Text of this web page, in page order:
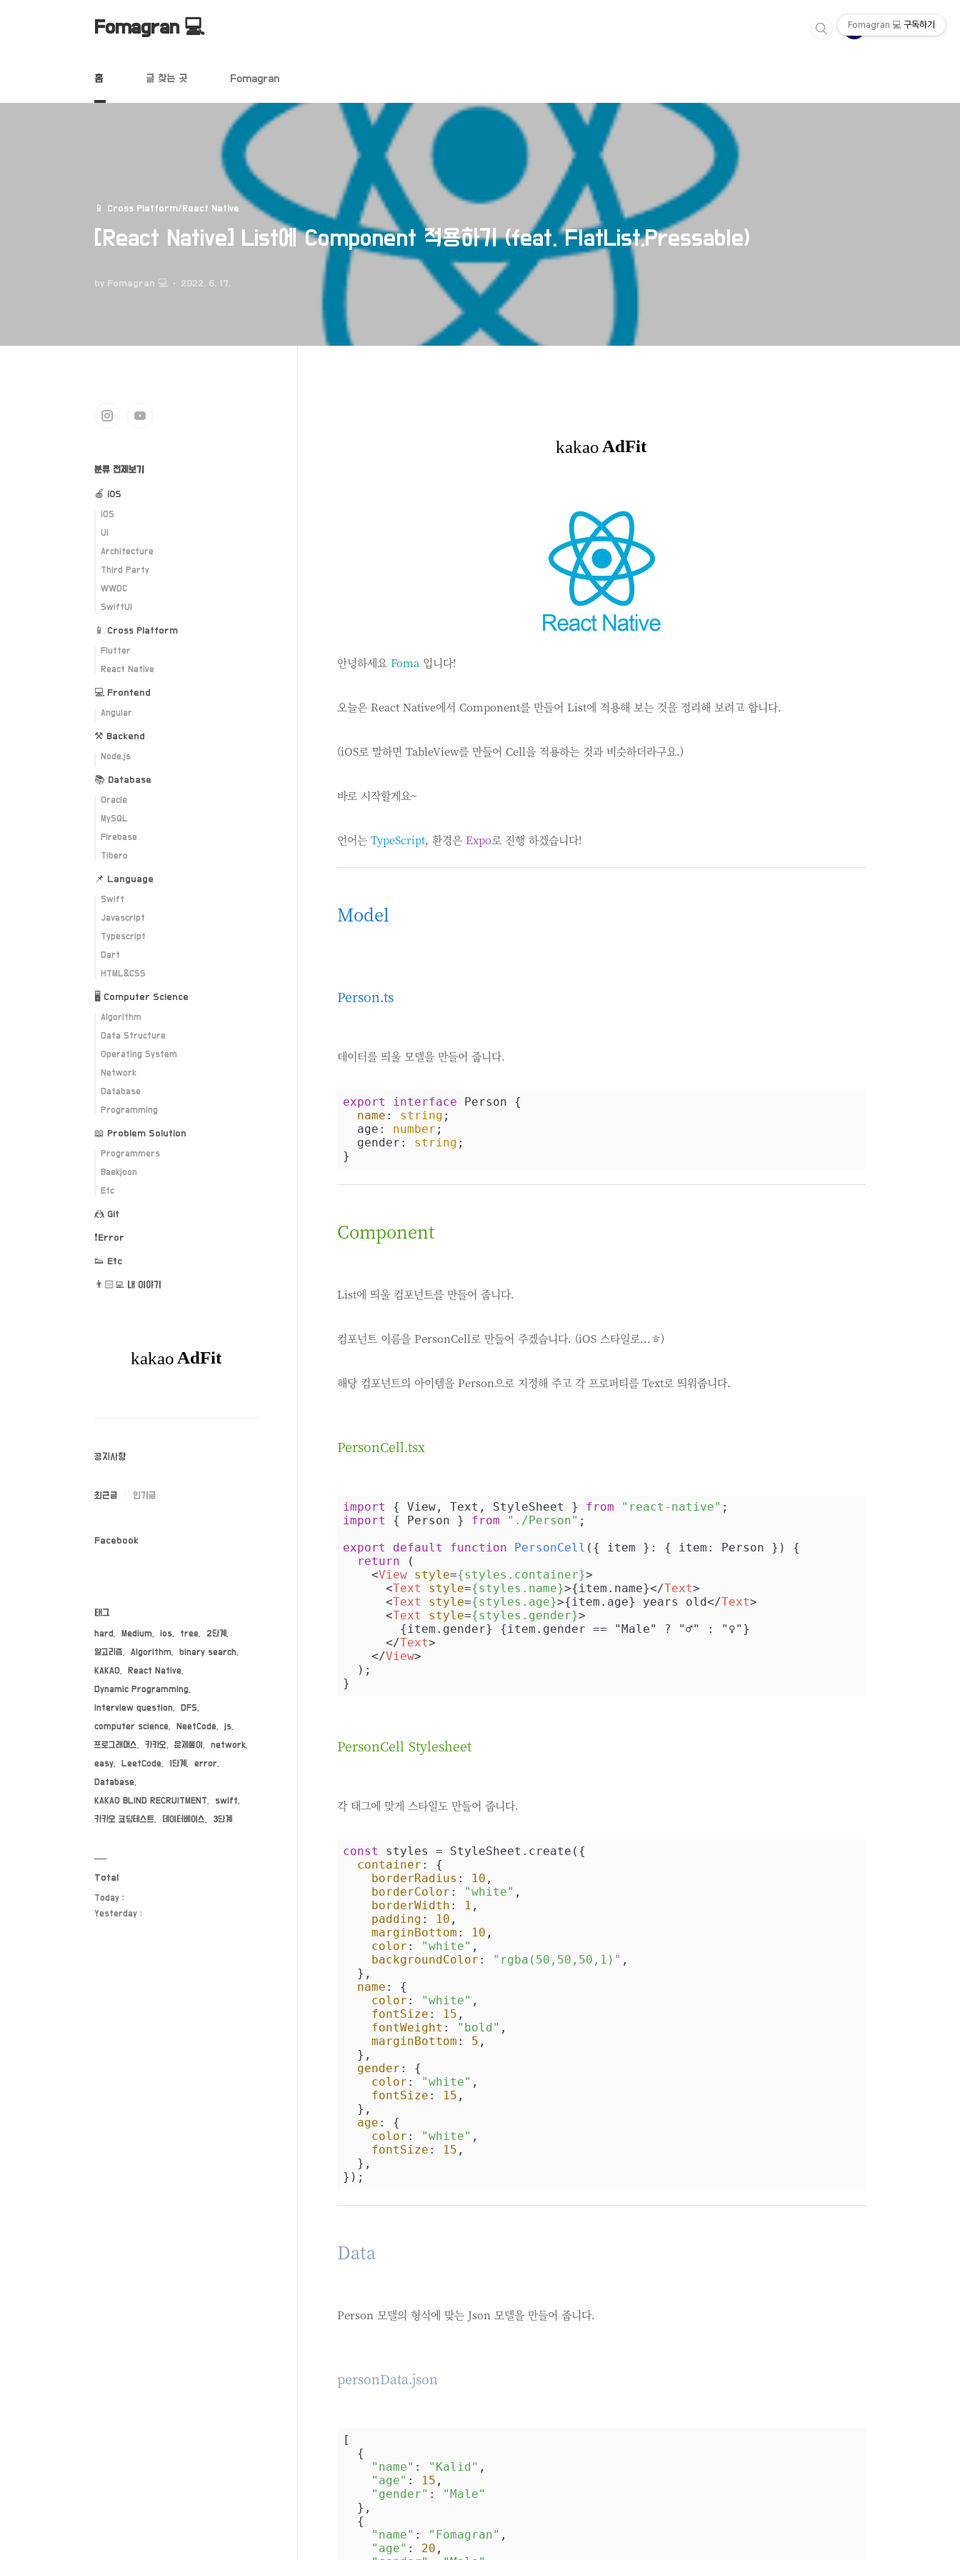
Fomagran 💻
홈 글 찾는 곳 Fomagran
📱 Cross Platform/React Native
[React Native] List에 Component 적용하기 (feat. FlatList,Pressable)
by Fomagran 💻 2022. 6. 17.
안녕하세요 Foma 입니다!
오늘은 React Native에서 Component를 만들어 List에 적용해 보는 것을 정리해 보려고 합니다.
(iOS로 말하면 TableView를 만들어 Cell을 적용하는 것과 비슷하더라구요.)
바로 시작할게요~
언어는 TypeScript, 환경은 Expo로 진행 하겠습니다!
Model
Person.ts
데이터를 띄울 모델을 만들어 줍니다.
export interface Person {
name : string ;
  age:
number ;
  gender:
string ;
}
Component
List에 띄울 컴포넌트를 만들어 줍니다.
컴포넌트 이름을 PersonCell로 만들어 주겠습니다. (iOS 스타일로...ㅎ)
해당 컴포넌트의 아이템을 Person으로 지정해 주고 각 프로퍼티를 Text로 띄워줍니다.
PersonCell.tsx
import { View, Text, StyleSheet } from "react-native"
import { Person } from "./Person" ;
export default function PersonCell ( { item }: { item: Person } ) {
return (
<View style={styles.container}>
< Text style={styles.name}>{item.name}</ Text>
< Text style={styles.age}>{item.age} years old</ Text>
< Text style={styles.gender}>
</ Text>
</View>
}
PersonCell Stylesheet
각 태그에 맞게 스타일도 만들어 줍니다.
const styles = StyleSheet.create({
container : {
borderRadius : 10 ,
borderColor : "white" ,
borderWidth : 1 ,
padding : 10 ,
marginBottom : 10 ,
color : "white" ,
backgroundColor : "rgba(50,50,50,1)" ,
name : {
color : "white" ,
fontSize : 15 ,
fontWeight : "bold" ,
marginBottom : 5 ,
gender : {
color : "white" ,
fontSize : 15 ,
age : {
color : "white" ,
fontSize : 15 ,
});
Data
Person 모델의 형식에 맞는 Json 모델을 만들어 줍니다.
personData.json
[
"name" : "Kalid" ,
"age" : 15 ,
"gender" :
"Male"
"name" : "Fomagran" ,
"age" : 20 ,
분류 전체보기
🍎 iOS
iOS
UI
Architecture
Third Party
WWDC
SwiftUI
📱 Cross Platform
Flutter
React Native
💻 Frontend
Angular
⚒ Backend
Node.js
📚 Database
Oracle
MySQL
Firebase
Tibero
📌 Language
Swift
Javascript
Typescript
Dart
HTML&CSS
🖥 Computer Science
Algorithm
Data Structure
Operating System
Network
Database
Programming
📖 Problem Solution
Programmers
Baekjoon
Etc
🤼 Git
❗️Error
👟 Etc
👨🏻‍💻 내 이야기
공지사항
최근글 인기글
Facebook
태그
hard Medium ios tree
2단계
알고리즘
Algorithm
binary search
KAKAO
React Native
Dynamic Programming
interview question
DFS
computer science
NeetCode
js
프로그래머스
카카오 문제풀이
network
easy
LeetCode 1단계
error
Database
KAKAO BLIND RECRUITMENT
swift
카카오 코딩테스트
데이터베이스 3단계
Total
Today :
Yesterday :
Fomagran 💻 구독하기